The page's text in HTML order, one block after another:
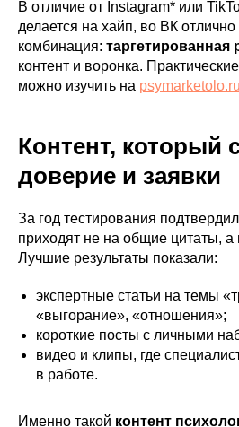
В отличие от Instagram* или
делается на хайп, во ВК отлично
комбинация: таргетированная
контент и воронка.
можно изучить на psymarketolo.ru
Контент, который
доверие и заявки
За год тестирования
приходят не на общие цитаты, а
Лучшие результаты показали:
экспертные статьи на темы
«выгорание», «отношения»;
короткие посты с личными
видео и клипы, где
в работе.
Именно такой контент